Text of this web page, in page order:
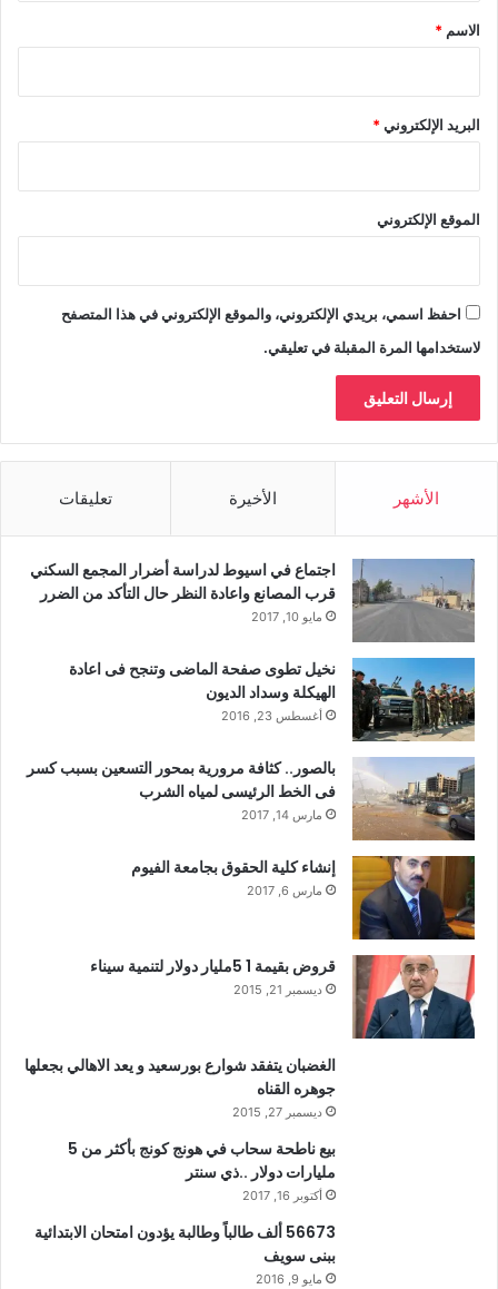
*
الاسم *
البريد الإلكتروني*
الموقع الإلكتروني
احفظ اسمي، بريدي الإلكتروني، والموقع الإلكتروني في هذا المتصفح
لاستخدامها المرة المقبلة في تعليقي.
الأشهر الأخيرة تعليقات
اجتماع في اسيوط لدراسة أضرار المجمع السكني
قرب المصانع واعادة النظر حال التأكد من الضرر
مايو 10, 2017
نخيل تطوى صفحة الماضى وتنجح فى اعادة
الهيكلة وسداد الديون
أغسطس 23, 2016
بالصور.. كثافة مرورية بمحور التسعين بسبب كسر
فى الخط الرئيسى لمياه الشرب
مارس 14, 2017
إنشاء كلية الحقوق بجامعة الفيوم
مارس 6, 2017
قروض بقيمة 1 5مليار دولار لتنمية سيناء
ديسمبر 21, 2015
الغضبان يتفقد شوارع بورسعيد و يعد الاهالي بجعلها
جوهره القناه
ديسمبر 27, 2015
بيع ناطحة سحاب في هونج كونج بأكثر من 5
مليارات دولار ..ذي سنتر
أكتوبر 16, 2017
56673 ألف طالباً وطالبة يؤدون امتحان الابتدائية
ببنى سويف
مايو 9, 2016